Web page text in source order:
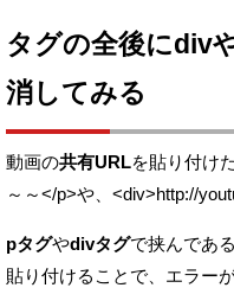
タグの全後にdiv
消してみる
動画の共有URLを貼り付け
～～</p>や、 <div>http://
pタグやdivタグで挟んである
貼り付けることで、エラー